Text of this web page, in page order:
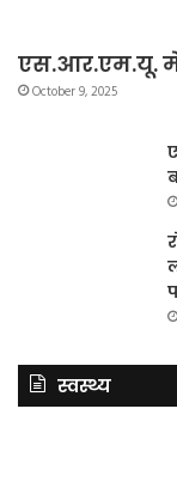
एस.आर.एम.यू. में
October 9, 2025
स्वस्थ्य